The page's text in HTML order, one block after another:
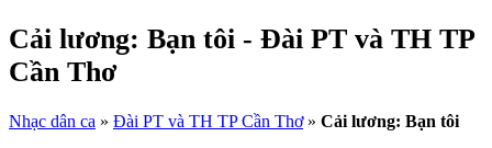
Cải lương: Bạn tôi - Đài PT và TH TP
Cần Thơ
Nhạc dân ca » Đài PT và TH TP Cần Thơ» Cải lương: Bạn tôi